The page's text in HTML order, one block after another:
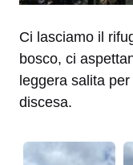
Ci lasciamo il
bosco, ci
leggera salita
discesa.